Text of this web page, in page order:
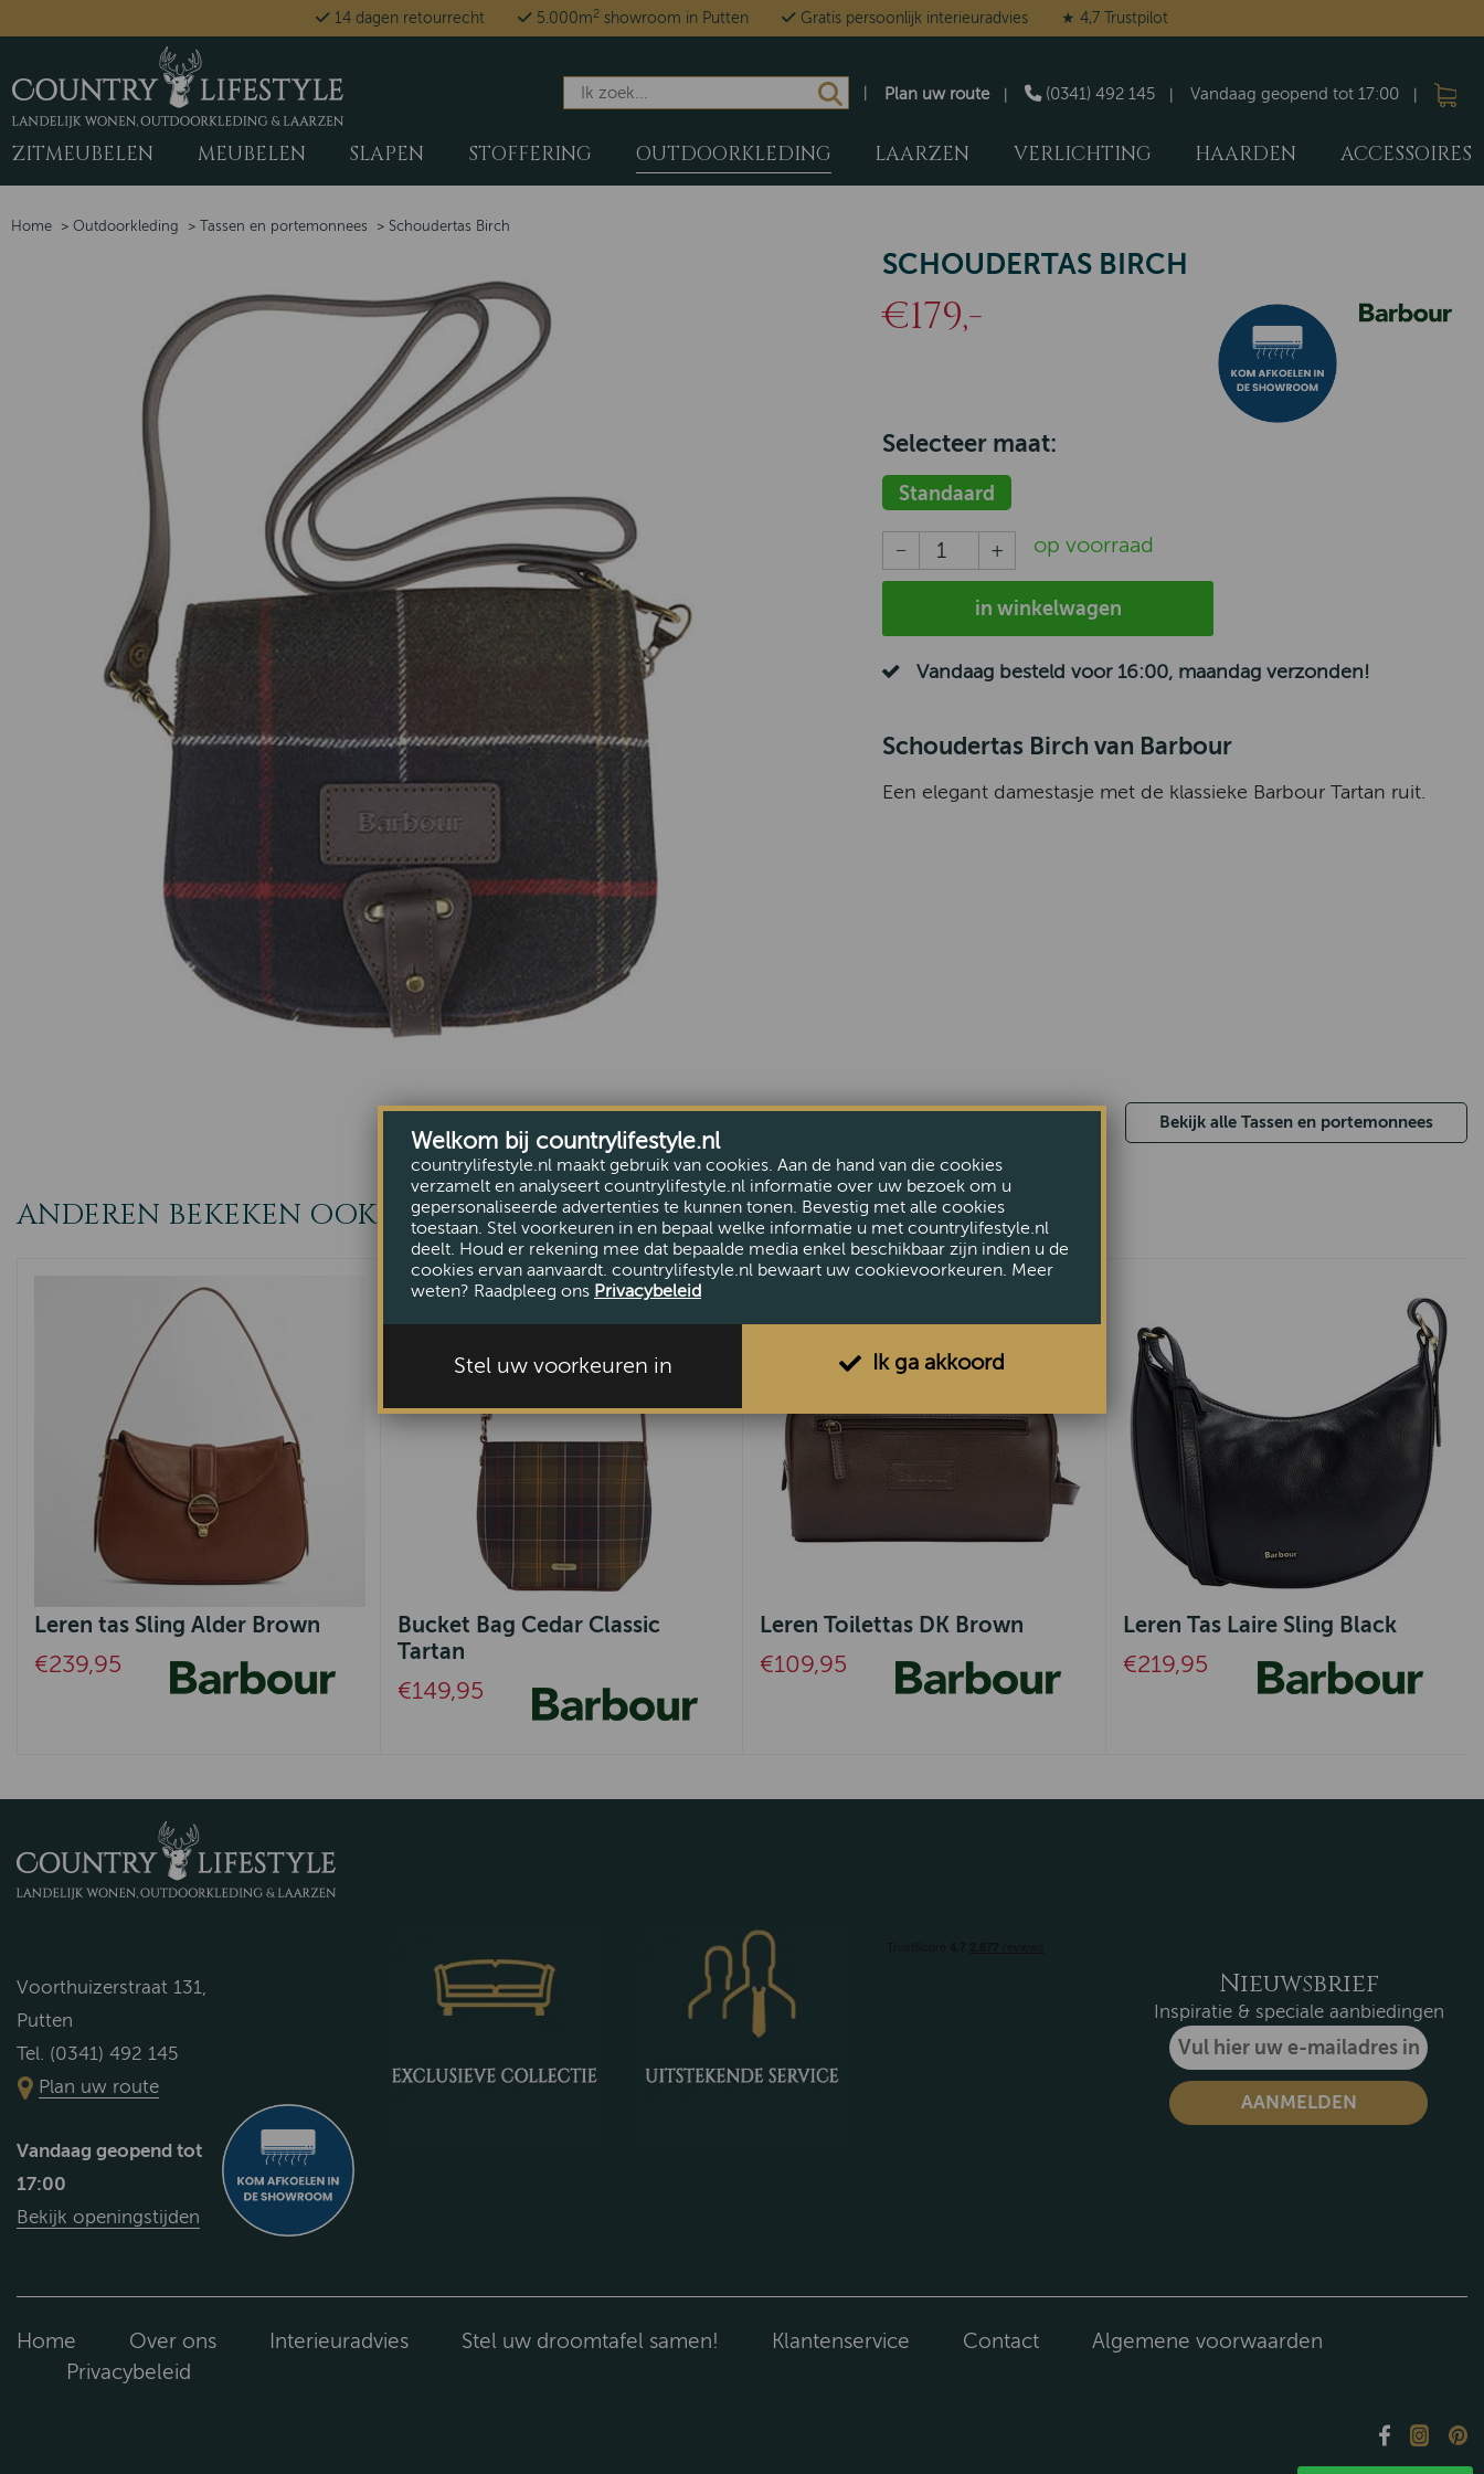
14 dagen retourrecht 5.000m2 showroom in Putten Gratis persoonlijk interieuradvies ★ 4,7 Trustpilot
Vandaag geopend tot 17:00
(0341) 492 145
Plan uw route
ZITMEUBELEN MEUBELEN SLAPEN STOFFERING OUTDOORKLEDING LAARZEN VERLICHTING HAARDEN ACCESSOIRES
Home > Outdoorkleding > Tassen en portemonnees > Schoudertas Birch
SCHOUDERTAS BIRCH
€179,-
Selecteer maat:
Standaard
op voorraad
in winkelwagen
Vandaag besteld voor 16:00, maandag verzonden!
Schoudertas Birch van Barbour
Een elegant damestasje met de klassieke Barbour Tartan ruit.
Bekijk alle Tassen en portemonnees
ANDEREN BEKEKEN OOK
Leren tas Sling Alder Brown
€239,95
Bucket Bag Cedar Classic
Tartan
€149,95
Leren Toilettas DK Brown
€109,95
Leren Tas Laire Sling Black
€219,95
Voorthuizerstraat 131,
Putten
Tel. (0341) 492 145
Plan uw route
Vandaag geopend tot
17:00
Bekijk openingstijden
Nieuwsbrief
Inspiratie & speciale aanbiedingen
Home Over ons Interieuradvies Stel uw droomtafel samen! Klantenservice Contact
Algemene voorwaarden
Privacybeleid
Welkom bij countrylifestyle.nl
countrylifestyle.nl maakt gebruik van cookies. Aan de hand van die cookies
verzamelt en analyseert countrylifestyle.nl informatie over uw bezoek om u
gepersonaliseerde advertenties te kunnen tonen. Bevestig met alle cookies
toestaan. Stel voorkeuren in en bepaal welke informatie u met countrylifestyle.nl
deelt. Houd er rekening mee dat bepaalde media enkel beschikbaar zijn indien u de
cookies ervan aanvaardt. countrylifestyle.nl bewaart uw cookievoorkeuren. Meer
weten? Raadpleeg ons Privacybeleid
Stel uw voorkeuren in Ik ga akkoord